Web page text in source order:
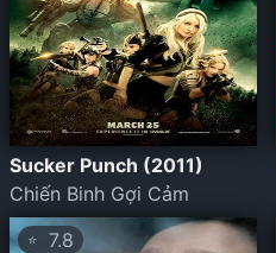
Sucker Punch (2011)
Chiến Binh Gợi Cảm
⭐ 7.8